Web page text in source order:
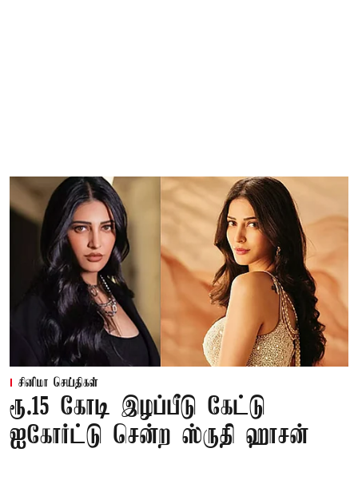
சினிமா செய்திகள்
ரூ.15 கோடி இழப்பீடு கேட்டு
ஐகோர்ட்டு சென்ற ஸ்ருதி ஹாசன்